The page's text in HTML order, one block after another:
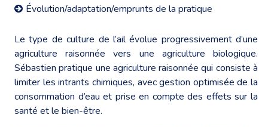
Évolution/adaptation/emprunts de la pratique
Le type de culture de l’ail évolue progressivement d’une
agriculture raisonnée vers une agriculture biologique.
Sébastien pratique une agriculture raisonnée qui consiste à
limiter les intrants chimiques, avec gestion optimisée de la
consommation d’eau et prise en compte des effets sur la
santé et le bien-être.